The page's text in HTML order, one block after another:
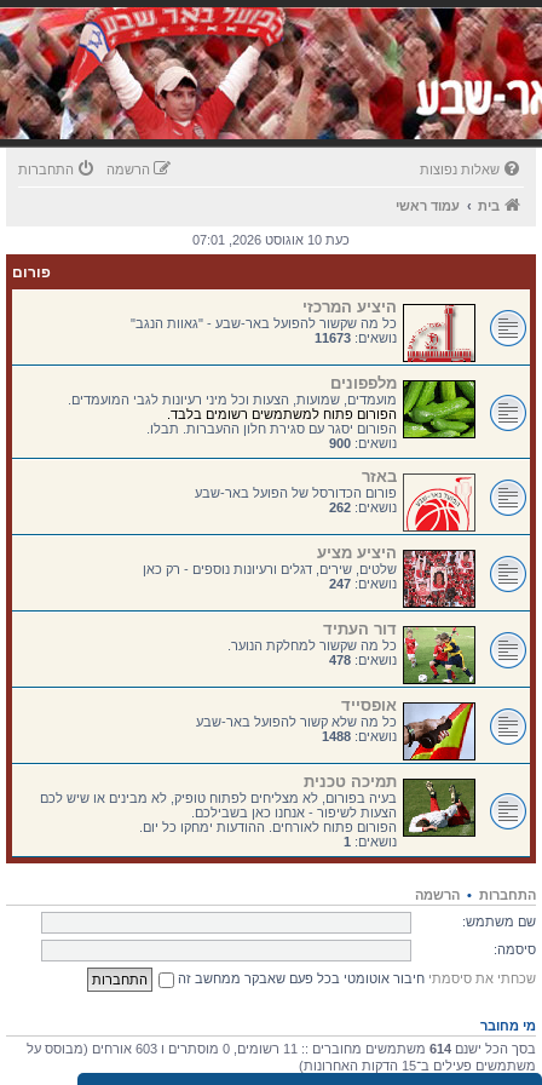
שאלות נפוצות התחברות הרשמה
בית עמוד ראשי
כעת 10 אוגוסט 2026, 07:01
פורום
היציע המרכזי
כל מה שקשור להפועל באר-שבע - "גאוות הנגב"
נושאים: 11673
מלפפונים
מועמדים, שמועות, הצעות וכל מיני רעיונות לגבי המועמדים.
הפורום פתוח למשתמשים רשומים בלבד.
הפורום יסגר עם סגירת חלון ההעברות. תבלו.
נושאים: 900
באזר
פורום הכדורסל של הפועל באר-שבע
נושאים: 262
היציע מציע
שלטים, שירים, דגלים ורעיונות נוספים - רק כאן
נושאים: 247
דור העתיד
כל מה שקשור למחלקת הנוער.
נושאים: 478
אופסייד
כל מה שלא קשור להפועל באר-שבע
נושאים: 1488
תמיכה טכנית
בעיה בפורום, לא מצליחים לפתוח טופיק, לא מבינים או שיש לכם
הצעות לשיפור - אנחנו כאן בשבילכם.
הפורום פתוח לאורחים. ההודעות ימחקו כל יום.
נושאים: 1
התחברות • הרשמה
שם משתמש:
סיסמה:
שכחתי את סיסמתי חיבור אוטומטי בכל פעם שאבקר ממחשב זה
מי מחובר
בסך הכל ישנם 614
משתמשים מחוברים :: 11 רשומים, 0 מוסתרים ו 603 אורחים (מבוסס על
משתמשים פעילים ב־15 הדקות האחרונות)